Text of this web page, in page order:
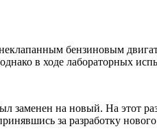
бензиновым
в ходе лабораторных
на новый. На этот
за разработку